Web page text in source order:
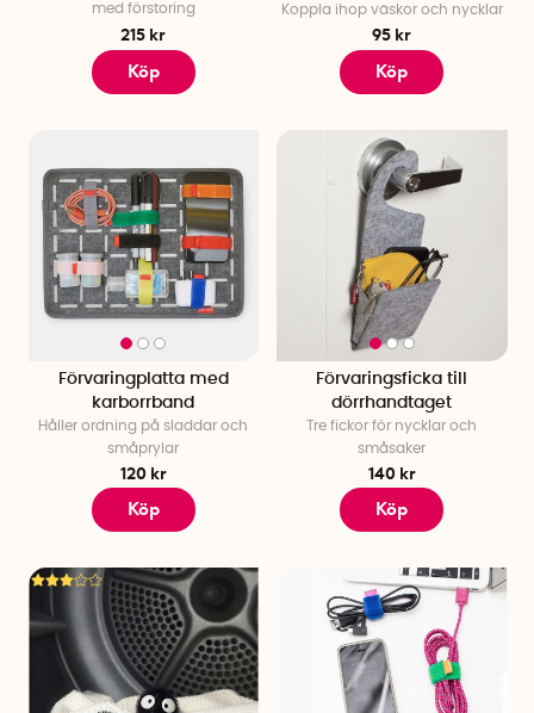
med förstoring
215 kr
Köp
Koppla ihop väskor och nycklar
95 kr
Köp
Förvaringplatta med
karborrband
Håller ordning på sladdar och
småprylar
120 kr
Köp
Förvaringsficka till
dörrhandtaget
Tre fickor för nycklar och
småsaker
140 kr
Köp